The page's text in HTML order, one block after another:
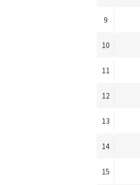
9
10
11
12
13
14
15